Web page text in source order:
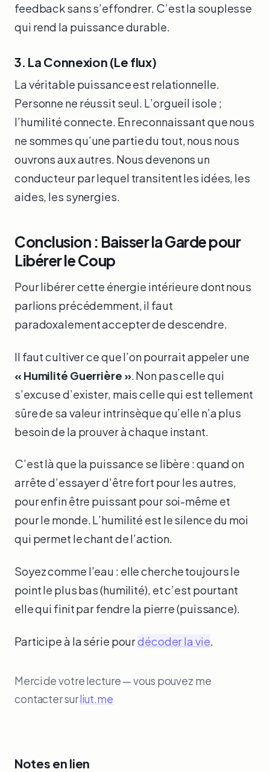
feedback sans s’effondrer. C’est la souplesse
qui rend la puissance durable.
3. La Connexion (Le flux)
La véritable puissance est relationnelle.
Personne ne réussit seul. L’orgueil isole ;
l’humilité connecte. En reconnaissant que nous
ne sommes qu’une partie du tout, nous nous
ouvrons aux autres. Nous devenons un
conducteur par lequel transitent les idées, les
aides, les synergies.
Conclusion : Baisser la Garde pour
Libérer le Coup
Pour libérer cette énergie intérieure dont nous
parlions précédemment, il faut
paradoxalement accepter de descendre.
Il faut cultiver ce que l’on pourrait appeler une
« Humilité Guerrière ». Non pas celle qui
s’excuse d’exister, mais celle qui est tellement
sûre de sa valeur intrinsèque qu’elle n’a plus
besoin de la prouver à chaque instant.
C’est là que la puissance se libère : quand on
arrête d’essayer d’être fort pour les autres,
pour enfin être puissant pour soi-même et
pour le monde. L’humilité est le silence du moi
qui permet le chant de l’action.
Soyez comme l’eau : elle cherche toujours le
point le plus bas (humilité), et c’est pourtant
elle qui finit par fendre la pierre (puissance).
Participe à la série pourdécoder la vie.
Merci de votre lecture — vous pouvez me
contacter surliut.me
Notes en lien